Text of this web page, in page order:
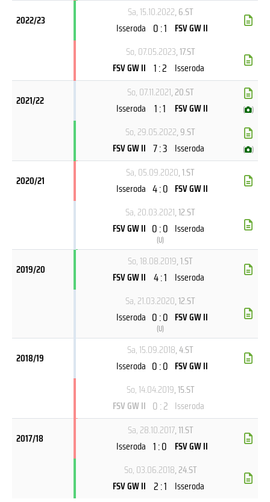
2022/23
Sa, 15.10.2022, 6.ST
Isseroda 0 : 1 FSV GW II
So, 07.05.2023, 17.ST
FSV GW II 1 : 2 Isseroda
2021/22
So, 07.11.2021, 20.ST
Isseroda
1 : 1 FSV GW II ( )
So, 29.05.2022, 9.ST
FSV GW II 7 : 3 Isseroda ( )
2020/21
Sa, 05.09.2020, 1.ST
Isseroda 4 : 0 FSV GW II
Sa, 20.03.2021, 12.ST
FSV GW II 0 : 0
(U)
Isseroda
2019/20
So, 18.08.2019, 1.ST
FSV GW II 4 : 1 Isseroda
Sa, 21.03.2020, 12.ST
Isseroda 0 : 0
(U)
FSV GW II
2018/19
Sa, 15.09.2018, 4.ST
Isseroda 0 : 0 FSV GW II
So, 14.04.2019, 15.ST
FSV GW II 0 : 2 Isseroda
2017/18
Sa, 28.10.2017, 11.ST
Isseroda 1 : 0 FSV GW II
So, 03.06.2018, 24.ST
FSV GW II 2 : 1 Isseroda